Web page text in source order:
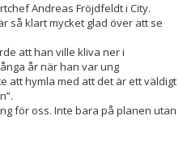
Andreas Fröjdfeldt i City.
så klart mycket glad över att se
att han ville kliva ner i
år när han var ung
att hymla med att det är ett väldigt
för oss. Inte bara på planen utan